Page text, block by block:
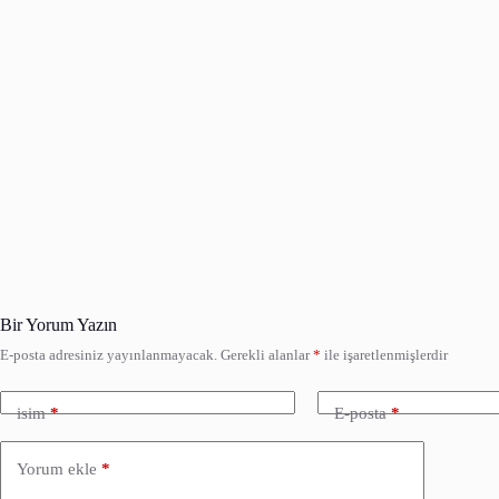
Bir Yorum Yazın
E-posta adresiniz yayınlanmayacak. Gerekli alanlar* ile işaretlenmişlerdir
isim* E-posta*
Yorum ekle *